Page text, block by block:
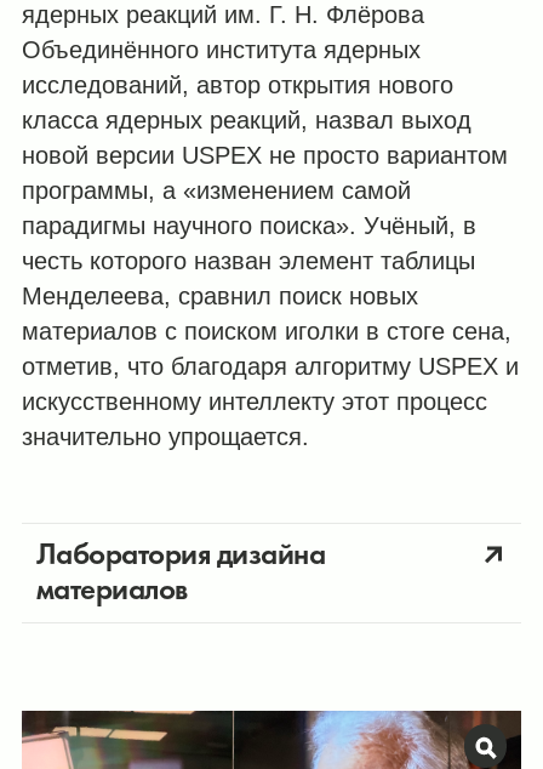
ядерных реакций им. Г. Н. Флёрова
Объединённого института ядерных
исследований, автор открытия нового
класса ядерных реакций, назвал выход
новой версии USPEX не просто вариантом
программы, а «изменением самой
парадигмы научного поиска». Учёный, в
честь которого назван элемент таблицы
Менделеева, сравнил поиск новых
материалов с поиском иголки в стоге сена,
отметив, что благодаря алгоритму USPEX и
искусственному интеллекту этот процесс
значительно упрощается.
Лаборатория дизайна
материалов